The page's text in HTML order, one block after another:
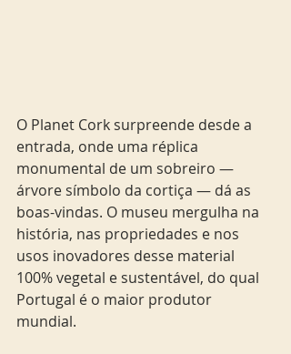
O Planet Cork surpreende desde a
entrada, onde uma réplica
monumental de um sobreiro —
árvore símbolo da cortiça — dá as
boas-vindas. O museu mergulha na
história, nas propriedades e nos
usos inovadores desse material
100% vegetal e sustentável, do qual
Portugal é o maior produtor
mundial.